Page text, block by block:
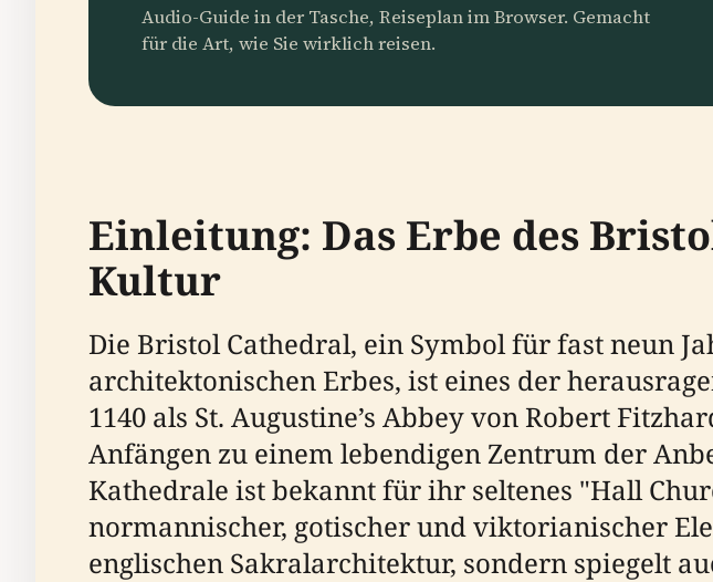
Audio-Guide in der Tasche, Reiseplan im Browser. Gemacht
für die Art, wie Sie wirklich reisen.
Einleitung: Das Erbe des
Kultur
Die Bristol Cathedral, ein Symbol für fast neun
architektonischen Erbes, ist eines der
1140 als St. Augustine’s Abbey von Robert
Anfängen zu einem lebendigen Zentrum der
Kathedrale ist bekannt für ihr seltenes "Hall
normannischer, gotischer und viktorianischer
englischen Sakralarchitektur, sondern spiegelt